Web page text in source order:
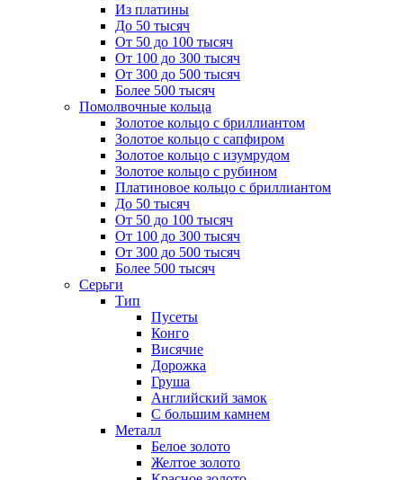
Из платины
До 50 тысяч
От 50 до 100 тысяч
От 100 до 300 тысяч
От 300 до 500 тысяч
Более 500 тысяч
Помолвочные кольца
Золотое кольцо с бриллиантом
Золотое кольцо с сапфиром
Золотое кольцо с изумрудом
Золотое кольцо с рубином
Платиновое кольцо с бриллиантом
До 50 тысяч
От 50 до 100 тысяч
От 100 до 300 тысяч
От 300 до 500 тысяч
Более 500 тысяч
Серьги
Тип
Пусеты
Конго
Висячие
Дорожка
Груша
Английский замок
С большим камнем
Металл
Белое золото
Желтое золото